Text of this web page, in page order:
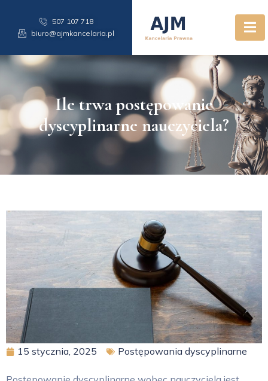
507 107 718
biuro@ajmkancelaria.pl
Ile trwa postępowanie
dyscyplinarne nauczyciela?
15 stycznia, 2025 Postępowania dyscyplinarne